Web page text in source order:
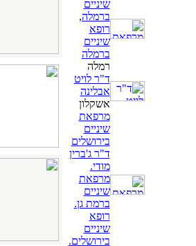
שיניים
ברמלה,
רופא
שיניים
ברמלה
רמלה
ד"ר לויט
אבלינה
אשקלון
מרפאת
שיניים
בירושלים
ד"ר ג'ברין
מודי.
מרפאת
שיניים
ברמת גן.
רופא
שיניים
בירושלים.